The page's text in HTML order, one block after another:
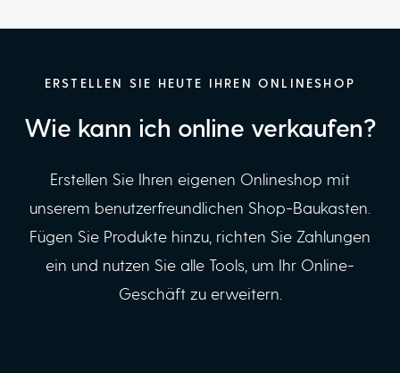
ERSTELLEN SIE HEUTE IHREN ONLINESHOP
Wie kann ich online verkaufen?
Erstellen Sie Ihren eigenen Onlineshop mit
unserem benutzerfreundlichen Shop-Baukasten.
Fügen Sie Produkte hinzu, richten Sie Zahlungen
ein und nutzen Sie alle Tools, um Ihr Online-
Geschäft zu erweitern.